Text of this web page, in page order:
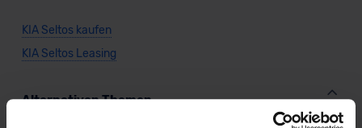
KIA Seltos kaufen
KIA Seltos Leasing
Alternativen Themen